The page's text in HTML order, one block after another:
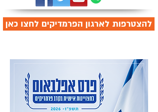
להצטרפות לארגון הפרמדיקים לחצו כאן